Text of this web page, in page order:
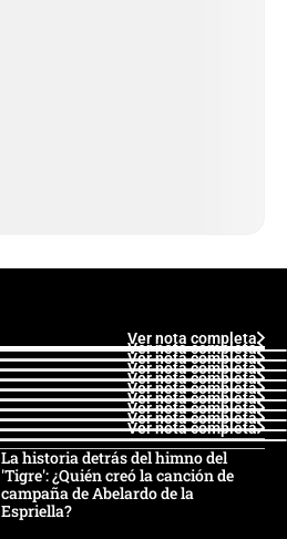
Ver nota completa
Ver nota completa
Ver nota completa
Ver nota completa
Ver nota completa
Ver nota completa
Ver nota completa
Ver nota completa
Ver nota completa
Ver nota completa
La historia detrás del himno del
'Tigre': ¿Quién creó la canción de
campaña de Abelardo de la
Espriella?